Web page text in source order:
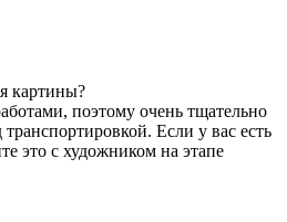
картины?
поэтому очень тщательно
Если у вас есть
это с художником на этапе